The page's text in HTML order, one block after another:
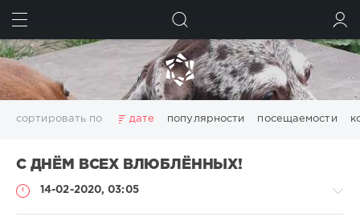
сортировать по дате популярности посещаемости
С ДНЁМ ВСЕХ ВЛЮБЛЁННЫХ!
14-02-2020, 03:05